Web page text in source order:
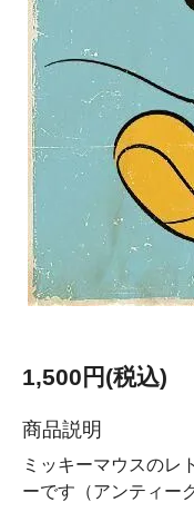
1,500円(税込)
商品説明
ミッキーマウスのレ
ーです（アンティー